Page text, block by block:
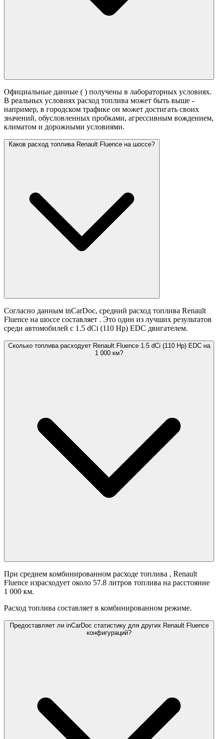
Официальные данные ( ) получены в лабораторных условиях.
В реальных условиях расход топлива может быть выше -
например, в городском трафике он может достигать своих
значений, обусловленных пробками, агрессивным вождением,
климатом и дорожными условиями.
Каков расход топлива Renault Fluence на шоссе?
Согласно данным inCarDoc, средний расход топлива Renault
Fluence на шоссе составляет . Это один из лучших результатов
среди автомобилей с 1.5 dCi (110 Hp) EDC двигателем.
Сколько топлива расходует Renault Fluence 1.5 dCi (110 Hp) EDC на
1 000 км?
При среднем комбинированном расходе топлива , Renault
Fluence израсходует около 57.8 литров топлива на расстояние
1 000 км.
Расход топлива составляет в комбинированном режиме.
Предоставляет ли inCarDoc статистику для других Renault Fluence
конфигураций?